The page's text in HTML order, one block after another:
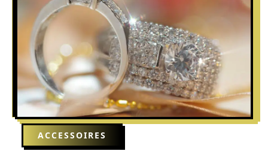
ACCESSOIRES